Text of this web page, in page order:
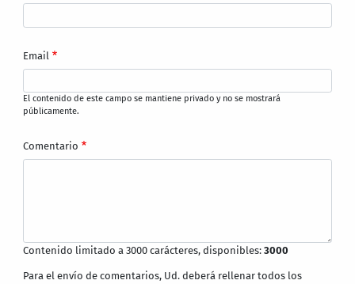
Email
El contenido de este campo se mantiene privado y no se mostrará
públicamente.
Comentario
Contenido limitado a 3000 carácteres, disponibles:3000
Para el envío de comentarios, Ud. deberá rellenar todos los